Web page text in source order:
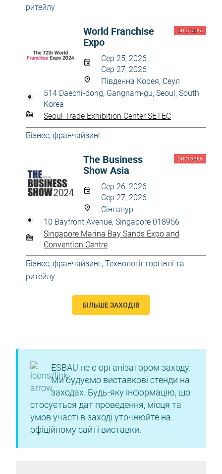
ритейлу
Виставка
World Franchise
Expo
Сер 25, 2026
Сер 27, 2026
Південна Корея, Сеул
514 Daechi-dong, Gangnam-gu, Seoul, South
Korea
Seoul Trade Exhibition Center SETEC
Бізнес, франчайзинг
Виставка
The Business
Show Asia
Сер 26, 2026
Сер 27, 2026
Сінгапур
10 Bayfront Avenue, Singapore 018956
Singapore Marina Bay Sands Expo and
Convention Centre
Бізнес, франчайзинг, Технології торгівлі та
ритейлу
БІЛЬШЕ ЗАХОДІВ
ESBAU не є організатором заходу.
Ми будуємо виставкові стенди на
заходах. Будь-яку інформацію, що
стосується дат проведення, місця та
умов участі в заході уточнюйте на
офіційному сайті виставки.